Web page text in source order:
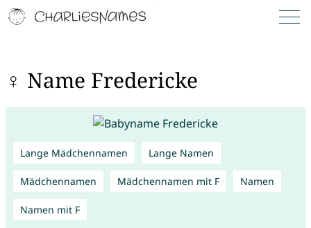
♀ Name Fredericke
Lange Mädchennamen Lange Namen
Mädchennamen Mädchennamen mit F Namen
Namen mit F